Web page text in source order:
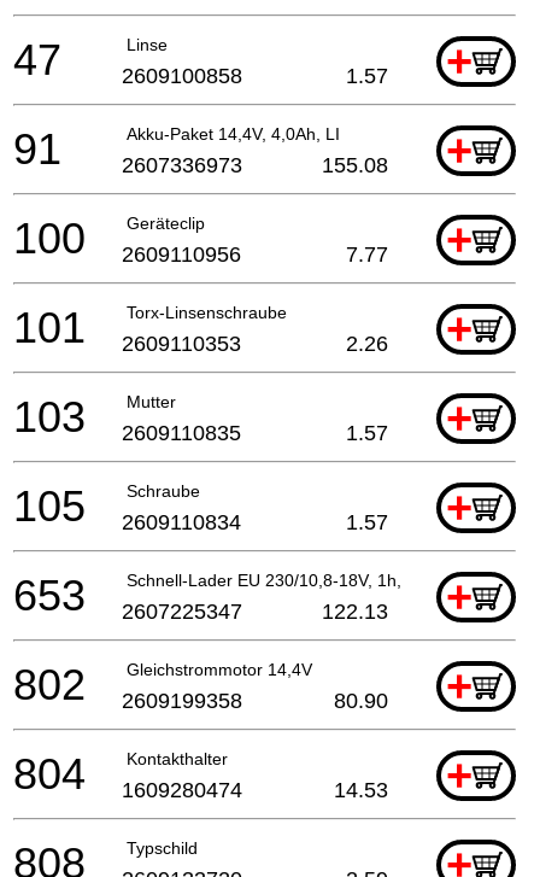
Linse +
47 2609100858 1.57
Akku-Paket 14,4V, 4,0Ah, LI +
91 2607336973 155.08
Geräteclip +
100 2609110956 7.77
Torx-Linsenschraube +
101 2609110353 2.26
Mutter +
103 2609110835 1.57
Schraube +
105 2609110834 1.57
Schnell-Lader EU 230/10,8-18V, 1h, AL 30-CV-LI
+
653 2607225347 122.13
Gleichstrommotor 14,4V +
802 2609199358 80.90
Kontakthalter +
804 1609280474 14.53
Typschild +
808